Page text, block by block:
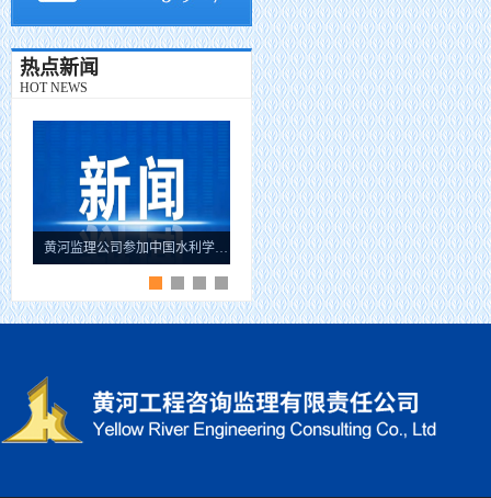
热点新闻
HOT NEWS
黄河监理公司参加中国水利学会水库移民专业委员会成立大会 海南省牛路岭灌区工程总干渠1#隧洞无压段提前5个月贯通